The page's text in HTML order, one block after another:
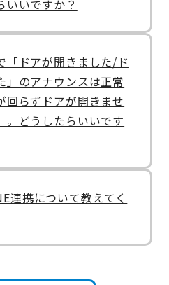
いいですか？
「ドアが開きました/ド
」のアナウンスは正常
回らずドアが開きませ
。どうしたらいいです
連携について教えてく